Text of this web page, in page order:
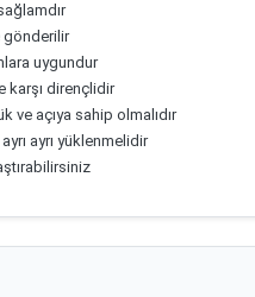
gönderilir
uygundur
karşı dirençlidir
açıya sahip olmalıdır
ayrı yüklenmelidir